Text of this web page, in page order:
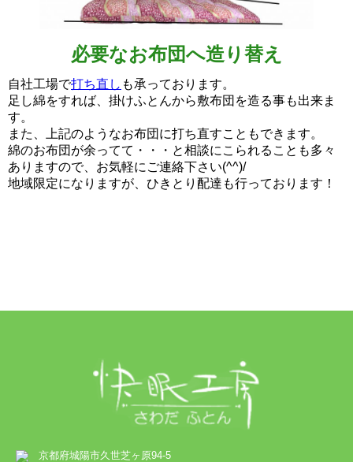
必要なお布団へ造り替え
自社工場で打ち直し も承っております。
足し綿をすれば、掛けふとんから敷布団を造る事も出来ま
す。
また、上記のようなお布団に打ち直すこともできます。
綿のお布団が余ってて・・・と相談にこられることも多々
ありますので、お気軽にご連絡下さい(^^)/
地域限定になりますが、ひきとり配達も行っております！
京都府城陽市久世芝ヶ原94-5